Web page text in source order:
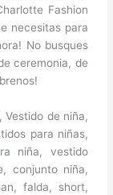
Fashion
necesitas para
No busques
ceremonia, de
de niña,
para niñas,
niña, vestido
conjunto niña,
falda, short,